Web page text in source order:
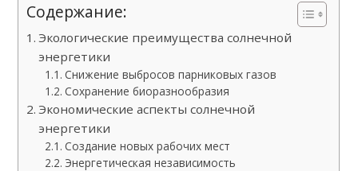
Содержание:
Экологические преимущества солнечной
энергетики
Снижение выбросов парниковых газов
Сохранение биоразнообразия
Экономические аспекты солнечной
энергетики
Создание новых рабочих мест
Энергетическая независимость